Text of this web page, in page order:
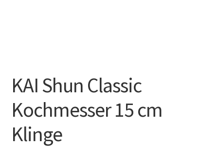
Marken
Angebote
Gutschein
KAI Shun Classic
Kochmesser 15 cm
Klinge